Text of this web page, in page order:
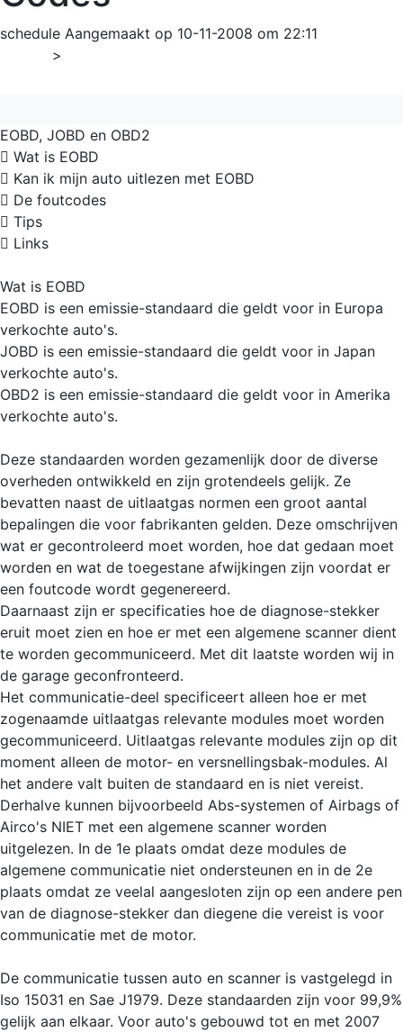
schedule Aangemaakt op 10-11-2008 om 22:11
>
EOBD, JOBD en OBD2
 Wat is EOBD
 Kan ik mijn auto uitlezen met EOBD
 De foutcodes
 Tips
 Links
Wat is EOBD
EOBD is een emissie-standaard die geldt voor in Europa
verkochte auto's.
JOBD is een emissie-standaard die geldt voor in Japan
verkochte auto's.
OBD2 is een emissie-standaard die geldt voor in Amerika
verkochte auto's.
Deze standaarden worden gezamenlijk door de diverse
overheden ontwikkeld en zijn grotendeels gelijk. Ze
bevatten naast de uitlaatgas normen een groot aantal
bepalingen die voor fabrikanten gelden. Deze omschrijven
wat er gecontroleerd moet worden, hoe dat gedaan moet
worden en wat de toegestane afwijkingen zijn voordat er
een foutcode wordt gegenereerd.
Daarnaast zijn er specificaties hoe de diagnose-stekker
eruit moet zien en hoe er met een algemene scanner dient
te worden gecommuniceerd. Met dit laatste worden wij in
de garage geconfronteerd.
Het communicatie-deel specificeert alleen hoe er met
zogenaamde uitlaatgas relevante modules moet worden
gecommuniceerd. Uitlaatgas relevante modules zijn op dit
moment alleen de motor- en versnellingsbak-modules. Al
het andere valt buiten de standaard en is niet vereist.
Derhalve kunnen bijvoorbeeld Abs-systemen of Airbags of
Airco's NIET met een algemene scanner worden
uitgelezen. In de 1e plaats omdat deze modules de
algemene communicatie niet ondersteunen en in de 2e
plaats omdat ze veelal aangesloten zijn op een andere pen
van de diagnose-stekker dan diegene die vereist is voor
communicatie met de motor.
De communicatie tussen auto en scanner is vastgelegd in
Iso 15031 en Sae J1979. Deze standaarden zijn voor 99,9%
gelijk aan elkaar. Voor auto's gebouwd tot en met 2007